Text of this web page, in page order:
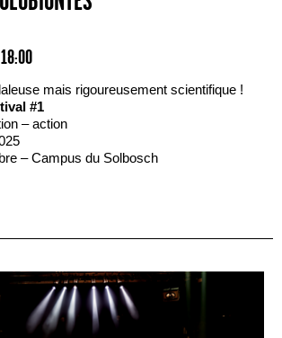
18:00
mais rigoureusement scientifique !
#1
– action
– Campus du Solbosch